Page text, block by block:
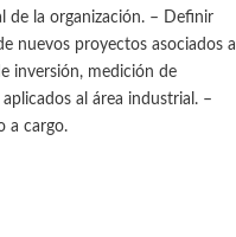
de la organización. – Definir
nuevos proyectos asociados al
inversión, medición de
al área industrial. –
a cargo.